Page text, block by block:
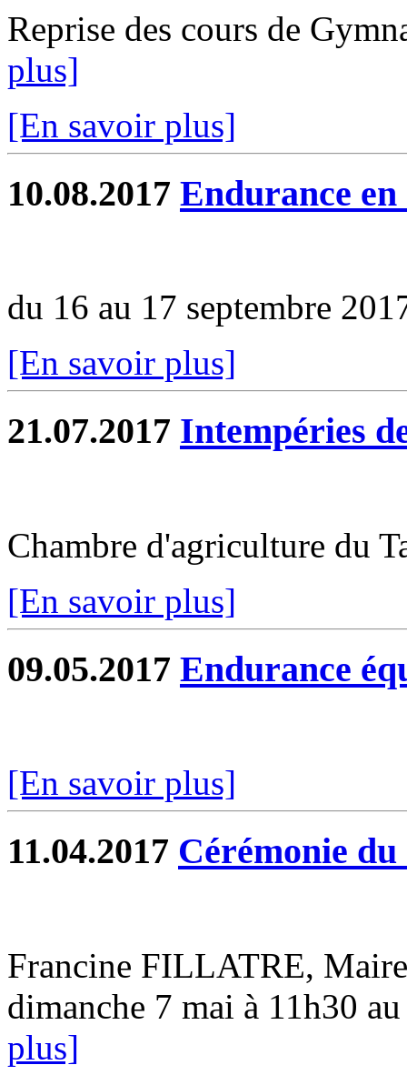
Reprise des cours de
plus]
[En savoir plus]
10.08.2017 Endurance en
du 16 au 17 septembre
[En savoir plus]
21.07.2017 Intempéries
Chambre d'agriculture du
[En savoir plus]
09.05.2017 Endurance
[En savoir plus]
11.04.2017 Cérémonie du
Francine FILLATRE,
dimanche 7 mai à 11h30
plus]